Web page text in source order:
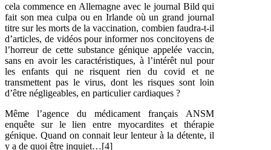
cela commence en Allemagne avec le journal Bild qui
fait son mea culpa ou en Irlande où un grand journal
titre sur les morts de la vaccination, combien faudra-t-il
d’articles, de vidéos pour informer nos concitoyens de
l’horreur de cette substance génique appelée vaccin,
sans en avoir les caractéristiques, à l’intérêt nul pour
les enfants qui ne risquent rien du covid et ne
transmettent pas le virus, dont les risques sont loin
d’être négligeables, en particulier cardiaques ?
Même l’agence du médicament français ANSM
enquête sur le lien entre myocardites et thérapie
génique. Quand on connait leur lenteur à la détente, il
y a de quoi être inquiet…[4]